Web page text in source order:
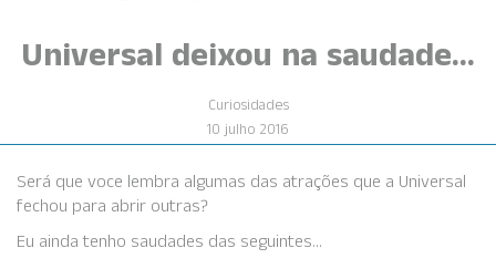
Universal deixou na saudade…
Curiosidades
10 julho 2016
Será que voce lembra algumas das atrações que a Universal
fechou para abrir outras?
Eu ainda tenho saudades das seguintes…